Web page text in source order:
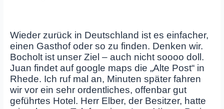
Wieder zurück in Deutschland ist es einfacher,
einen Gasthof oder so zu finden. Denken wir.
Bocholt ist unser Ziel – auch nicht soooo doll.
Juan findet auf google maps die „Alte Post“ in
Rhede. Ich ruf mal an, Minuten später fahren
wir vor ein sehr ordentliches, offenbar gut
geführtes Hotel. Herr Elber, der Besitzer, hatte